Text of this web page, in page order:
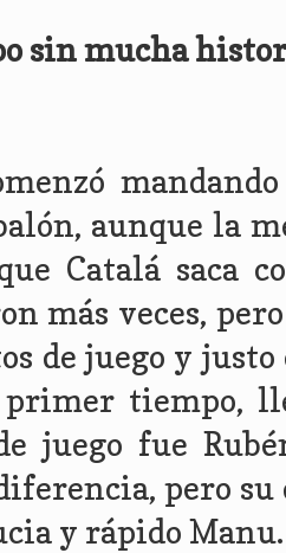
sin mucha
aunque la
Catalá saca
más veces,
de juego y justo
tiempo,
juego fue
pero
y rápido Manu.